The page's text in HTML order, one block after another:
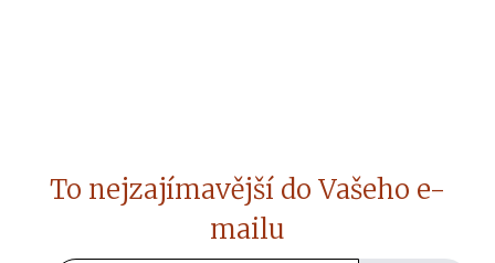
To nejzajímavější do Vašeho e-
mailu